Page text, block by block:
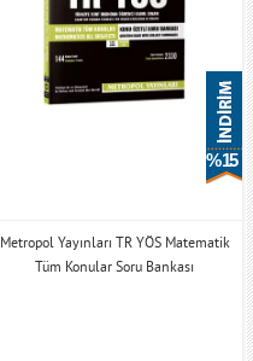
% 15
Metropol Yayınları TR YÖS Matematik
Tüm Konular Soru Bankası